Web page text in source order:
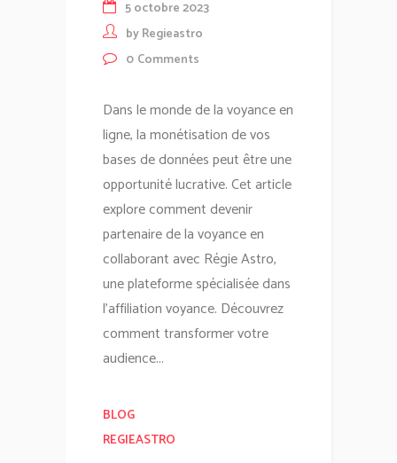
5 octobre 2023
byRegieastro
0 Comments
Dans le monde de la voyance en
ligne, la monétisation de vos
bases de données peut être une
opportunité lucrative. Cet article
explore comment devenir
partenaire de la voyance en
collaborant avec Régie Astro,
une plateforme spécialisée dans
l'affiliation voyance. Découvrez
comment transformer votre
audience...
BLOG
REGIEASTRO